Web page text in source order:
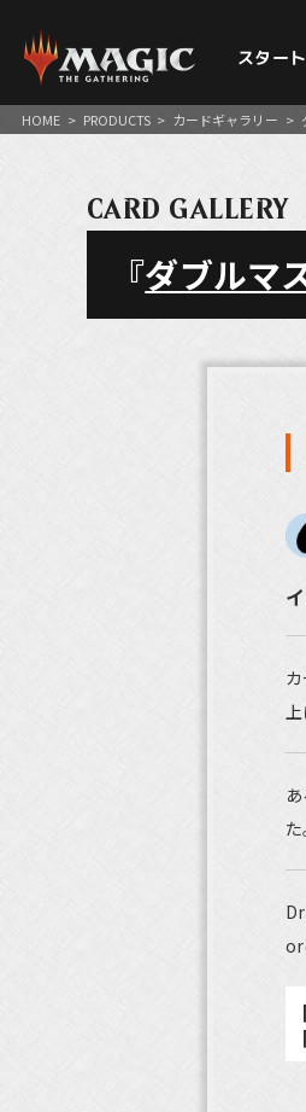
スター
HOME > PRODUCTS > カードギャラリー >
CARD GALLERY
『ダブルマ
上
た